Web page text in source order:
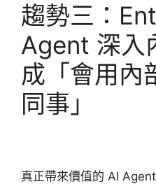
趨勢三：
Agent 深入
成「會用內
同事」
真正帶來價值的 AI